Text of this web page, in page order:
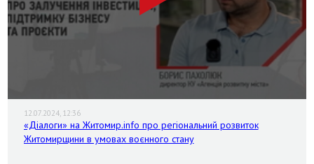
12.07.2024, 12:36
«Діалоги» на Житомир.info про регіональний розвиток
Житомирщини в умовах воєнного стану